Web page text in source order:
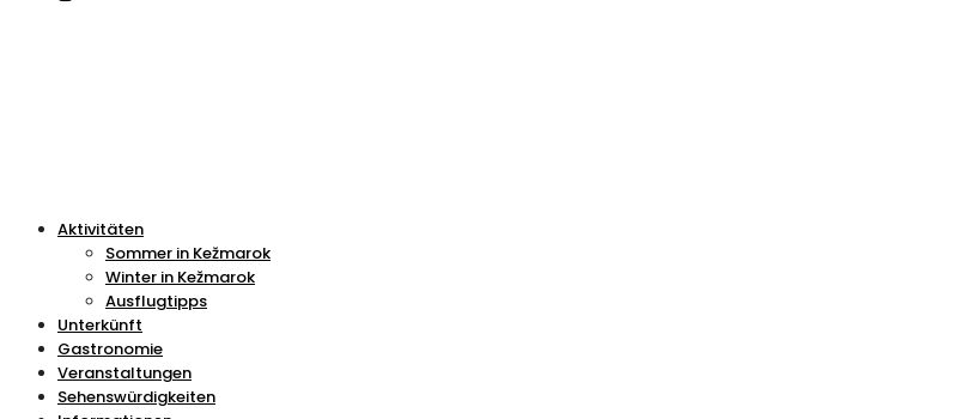
Aktivitäten
Sommer in Kežmarok
Winter in Kežmarok
Ausflugtipps
Unterkünft
Gastronomie
Veranstaltungen
Sehenswürdigkeiten